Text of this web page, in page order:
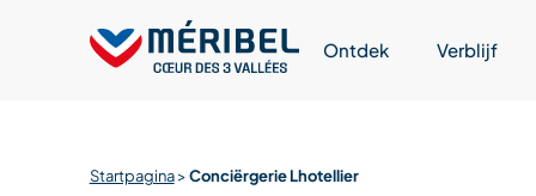
Ontdek Verblijf
Startpagina>Conciërgerie Lhotellier